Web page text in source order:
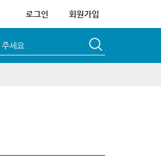
로그인 회원가입
세요